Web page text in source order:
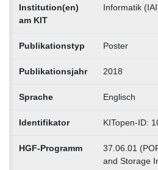
Institution(en)
am KIT
Informatik
Publikationstyp Poster
Publikationsjahr 2018
Sprache Englisch
Identifikator KITopen-ID:
HGF-Programm
37.06.01
and Storage